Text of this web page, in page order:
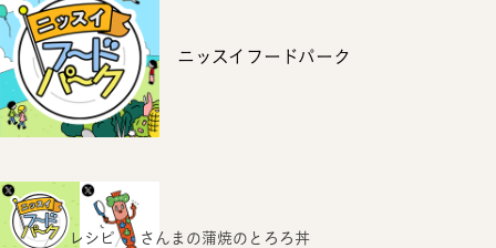
ニッスイフードパーク
ホーム レシピ さんまの蒲焼のとろろ丼